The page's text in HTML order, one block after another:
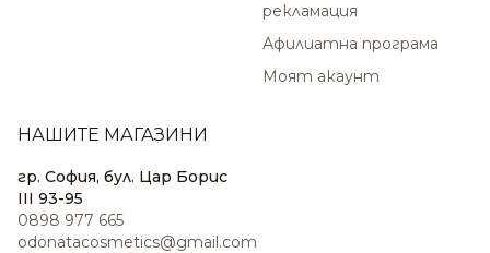
рекламация
Афилиатна програма
Моят акаунт
НАШИТЕ МАГАЗИНИ
гр. София, бул. Цар Борис
III 93-95
0898 977 665
odonatacosmetics@gmail.com